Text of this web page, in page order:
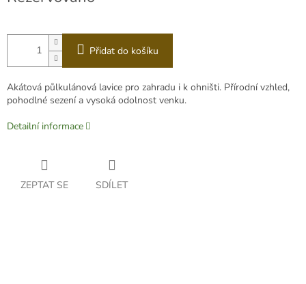
Přidat do košíku
Akátová půlkulánová lavice pro zahradu i k ohništi. Přírodní vzhled,
pohodlné sezení a vysoká odolnost venku.
Detailní informace
ZEPTAT SE SDÍLET